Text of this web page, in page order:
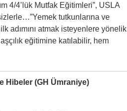
4/4’lük Mutfak Eğitimleri”, USLA
tutkunlarına ve
adımını atmak isteyenlere yönelik
eğitimine katılabilir, hem
Hibeler (GH Ümraniye)